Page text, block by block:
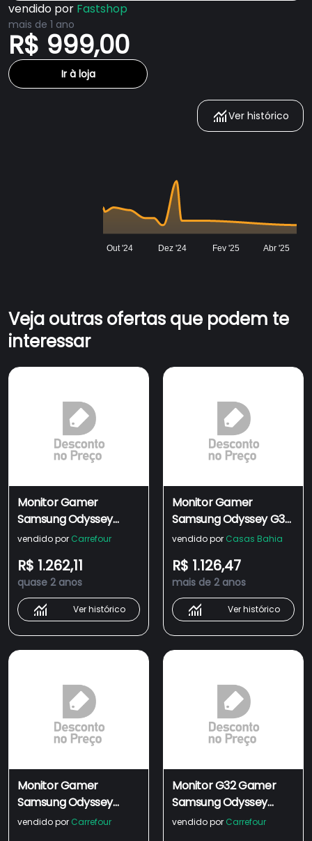
vendido por Fastshop
mais de 1 ano
R$ 999,00
Ir à loja
Ver histórico
Out '24 Dez '24 Fev '25 Abr '25
Veja outras ofertas que podem te
interessar
Monitor Gamer
Samsung Odyssey
G32a 27&quot;, 165hz,
Hdmi, Dp E Série G32
27&quot;
vendido por Carrefour
R$ 1.262,11
quase 2 anos
Ver histórico
Monitor Gamer
Samsung Odyssey G32
27" FHD, Tela Plana,
FreeSync Premium,
Game Mode
vendido por Casas Bahia
R$ 1.126,47
mais de 2 anos
Ver histórico
Monitor Gamer
Samsung Odyssey
G32a 27&#39;&#39;
vendido por Carrefour
Monitor G32 Gamer
Samsung Odyssey
27&quot; Preto
vendido por Carrefour